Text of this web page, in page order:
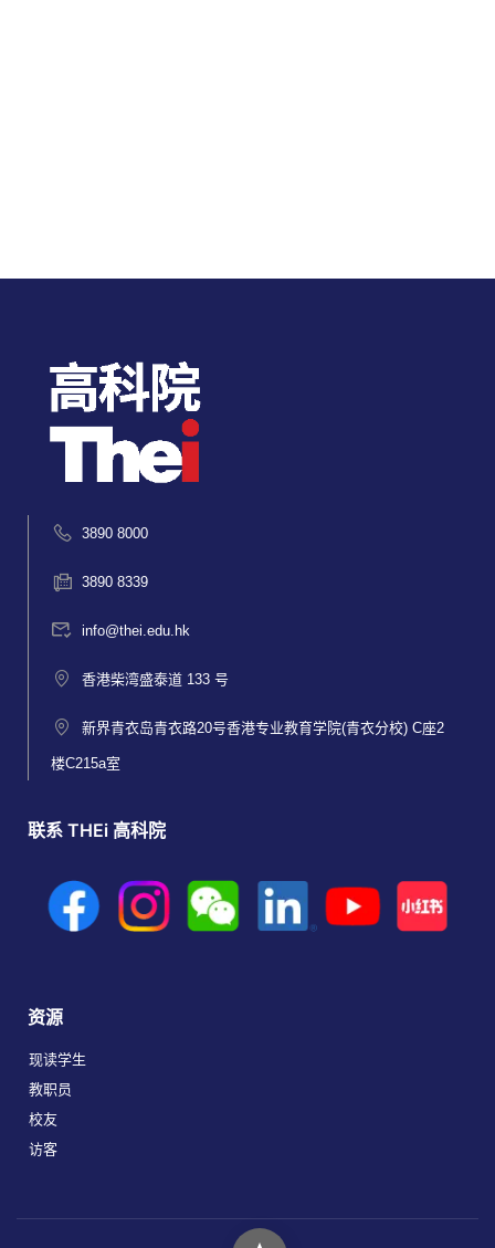
3890 8000
3890 8339
info@thei.edu.hk
香港柴湾盛泰道 133 号
新界青衣岛青衣路20号香港专业教育学院(青衣分校) C座2
楼C215a室
联系 THEi 高科院
资源
现读学生
教职员
校友
访客